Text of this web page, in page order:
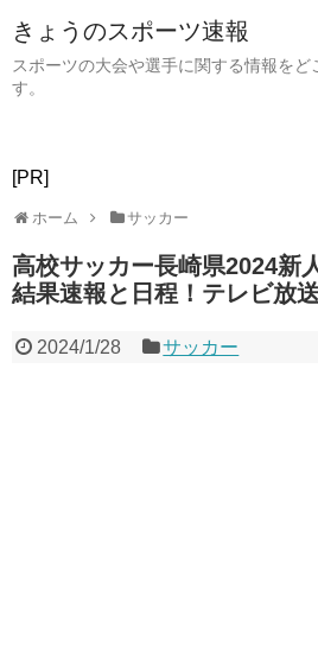
きょうのスポーツ速報
スポーツの大会や選手に関する情報をど
す。
[PR]
ホーム サッカー
高校サッカー長崎県2024新
結果速報と日程！テレビ放
2024/1/28 サッカー